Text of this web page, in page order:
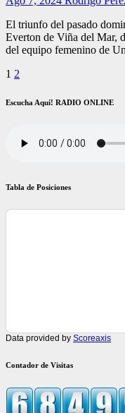
El triunfo del pasado
Everton de Viña del Mar,
del equipo femenino de
Paginación
de
1 2
Escucha Aquí! RADIO ONLINE
Tabla de Posiciones
Data provided by Scoreaxis
Contador de Visitas